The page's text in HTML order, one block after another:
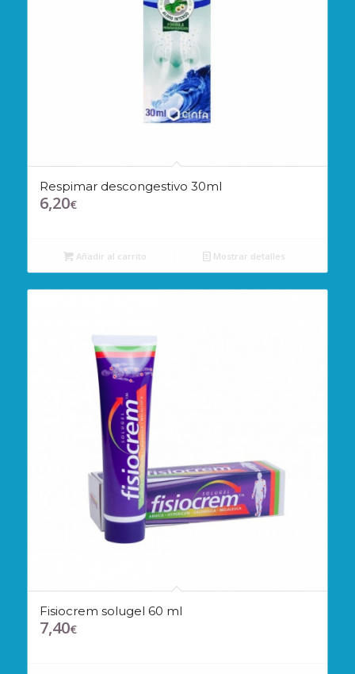
Respimar descongestivo 30ml
6,20€
Añadir al carrito Mostrar detalles
Fisiocrem solugel 60 ml
7,40€